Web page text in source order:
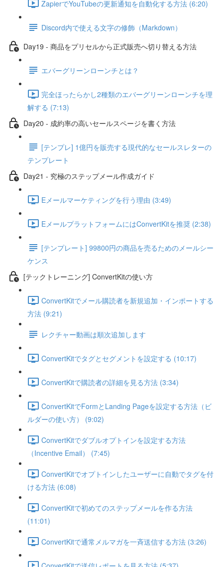
ZapierでYouTubeの更新通知を自動化する方法 (6:20)
Discord内で使える文字の修飾（Markdown）
Day19 - 商品をプリセルから正式販売へ切り替える方法
エバーグリーンローンチとは？
完全ほったらかし2種類のエバーグリーンローンチを理
解する (7:13)
Day20 - 成約率の高いセールスページを書く方法
[テンプレ] 1億円を販売する現代的なセールスレターの
テンプレート
Day21 - 究極のステップメール作成ガイド
Eメールマーケティングを行う理由 (3:49)
EメールプラットフォームにはConvertKitを推奨 (2:38)
[テンプレート] 99800円の商品を売るためのメールシー
ケンス
[テックトレーニング] ConvertKitの使い方
ConvertKitでメール購読者を新規追加・インポートする
方法 (9:21)
レクチャー動画は順次追加します
ConvertKitでタグとセグメントを設定する (10:17)
ConvertKitで購読者の詳細を見る方法 (3:34)
ConvertKitでFormとLanding Pageを設定する方法（ビ
ルダーの使い方） (9:02)
ConvertKitでダブルオプトインを設定する方法
（Incentive Email） (7:45)
ConvertKitでオプトインしたユーザーに自動でタグを付
ける方法 (6:08)
ConvertKitで初めてのステップメールを作る方法
(11:01)
ConvertKitで通常メルマガを一斉送信する方法 (3:26)